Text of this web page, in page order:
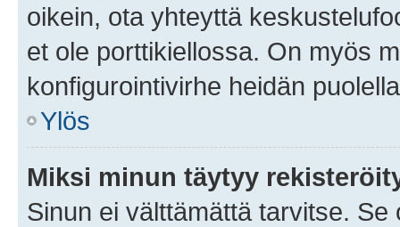
oikein, ota yhteyttä
et ole porttikiellossa. On myös
konfigurointivirhe heidän
Ylös
Miksi minun täytyy
Sinun ei välttämättä tarvitse.